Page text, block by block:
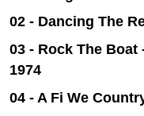
02 - Dancing The
03 - Rock The
1974
04 - A Fi We